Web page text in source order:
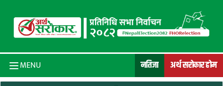
MENU नतिजा अर्थ सरोकार होम